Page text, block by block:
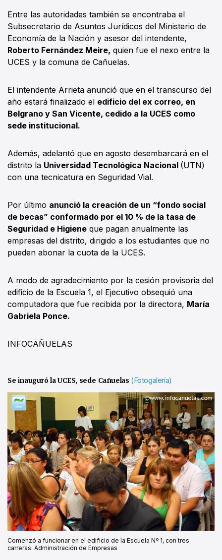
Entre las autoridades también se encontraba el
Subsecretario de Asuntos Jurídicos del Ministerio de
Economía de la Nación y asesor del intendente,
Roberto Fernández Meire, quien fue el nexo entre la
UCES y la comuna de Cañuelas.
El intendente Arrieta anunció que en el transcurso del
año estará finalizado el edificio del ex correo, en
Belgrano y San Vicente, cedido a la UCES como
sede institucional.
Además, adelantó que en agosto desembarcará en el
distrito la Universidad Tecnológica Nacional (UTN)
con una tecnicatura en Seguridad Vial.
Por último anunció la creación de un “fondo social
de becas” conformado por el 10 % de la tasa de
Seguridad e Higiene que pagan anualmente las
empresas del distrito, dirigido a los estudiantes que no
pueden abonar la cuota de la UCES.
A modo de agradecimiento por la cesión provisoria del
edificio de la Escuela 1, el Ejecutivo obsequió una
computadora que fue recibida por la directora, María
Gabriela Ponce.
INFOCAÑUELAS
Se inauguró la UCES, sede Cañuelas (Fotogalería)
Comenzó a funcionar en el edificio de la Escuela Nº 1, con tres
carreras: Administración de Empresas